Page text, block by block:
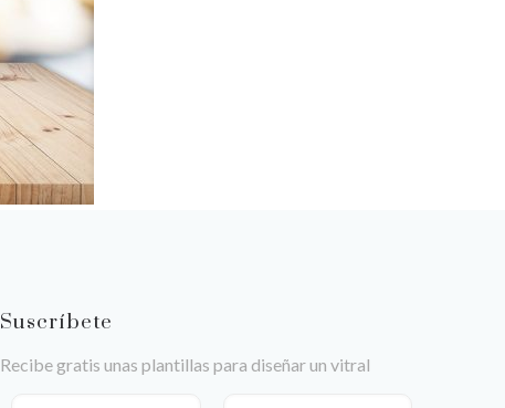
Suscríbete
Recibe gratis unas plantillas para diseñar un vitral